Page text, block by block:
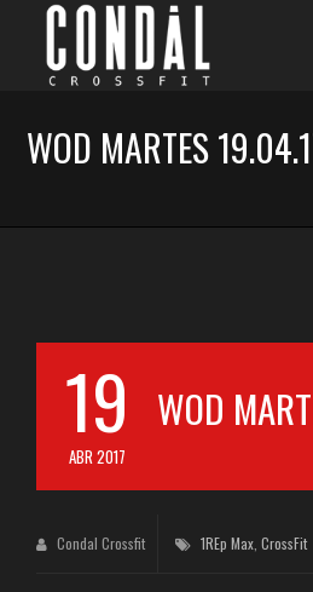
WOD MARTES
19
ABR 2017
WOD
Condal Crossfit 1REp Max CrossFit